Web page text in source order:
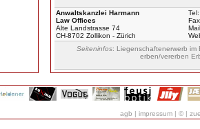
Anwaltskanzlei Harmann
Law Offices
Alte Landstrasse 74
CH-8702 Zollikon - Zürich
Tel:
Seiteninfos: Liegenschaftenerwerb im
erben/vererben
agb | impressum | © |